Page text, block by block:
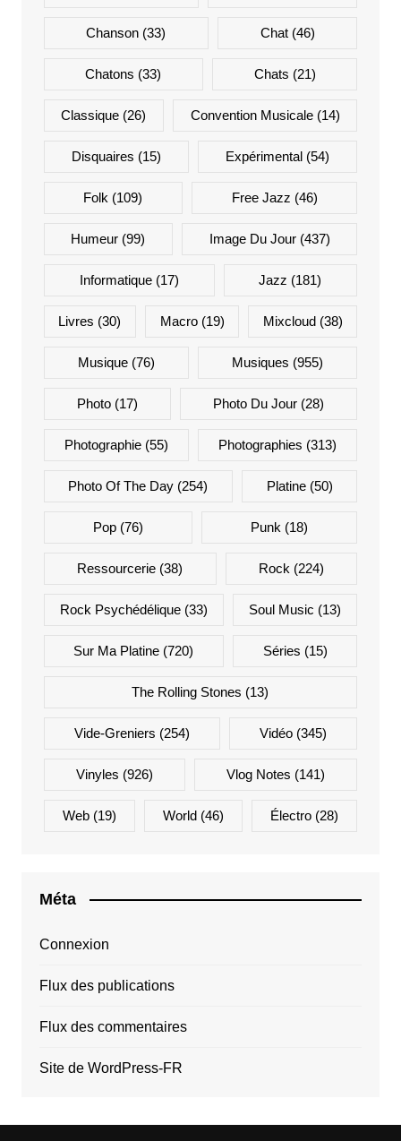
Chanson (33) Chat(46)
Chatons (33) Chats (21)
Classique (26) Convention Musicale(14)
Disquaires (15) Expérimental (54)
Folk (109) Free Jazz (46)
Humeur (99) Image Du Jour(437)
Informatique(17) Jazz (181)
Livres (30) Macro(19) Mixcloud(38)
Musique(76) Musiques (955)
Photo(17) Photo Du Jour (28)
Photographie(55) Photographies (313)
Photo Of The Day (254) Platine(50)
Pop(76) Punk (18)
Ressourcerie (38) Rock (224)
Rock Psychédélique(33) Soul Music (13)
Sur Ma Platine (720) Séries (15)
The Rolling Stones (13)
Vide-Greniers (254) Vidéo (345)
Vinyles (926) Vlog Notes (141)
Web(19) World (46) Électro (28)
Méta
Connexion
Flux des publications
Flux des commentaires
Site de WordPress-FR